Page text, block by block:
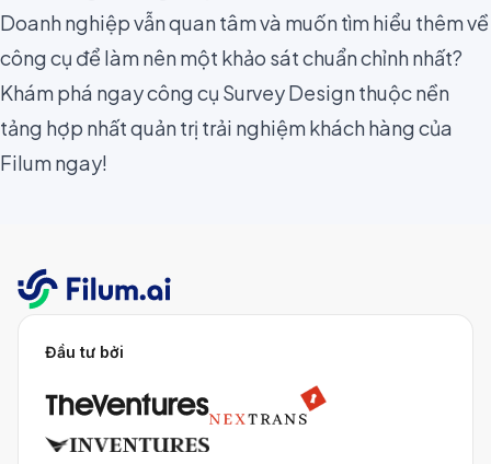
Doanh nghiệp vẫn quan tâm và muốn tìm hiểu thêm về
công cụ để làm nên một khảo sát chuẩn chỉnh nhất?
Khám phá ngaycông cụ Survey Designthuộc nền
tảng hợp nhất quản trị trải nghiệm khách hàng của
Filum ngay!
Đầu tư bởi